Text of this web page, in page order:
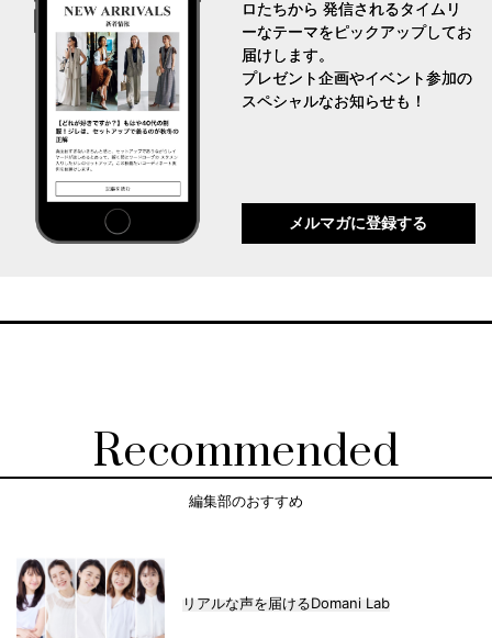
ロたちから 発信されるタイムリ
ーなテーマをピックアップしてお
届けします。
プレゼント企画やイベント参加の
スペシャルなお知らせも！
メルマガに登録する
Recommended
編集部のおすすめ
リアルな声を届けるDomani Lab